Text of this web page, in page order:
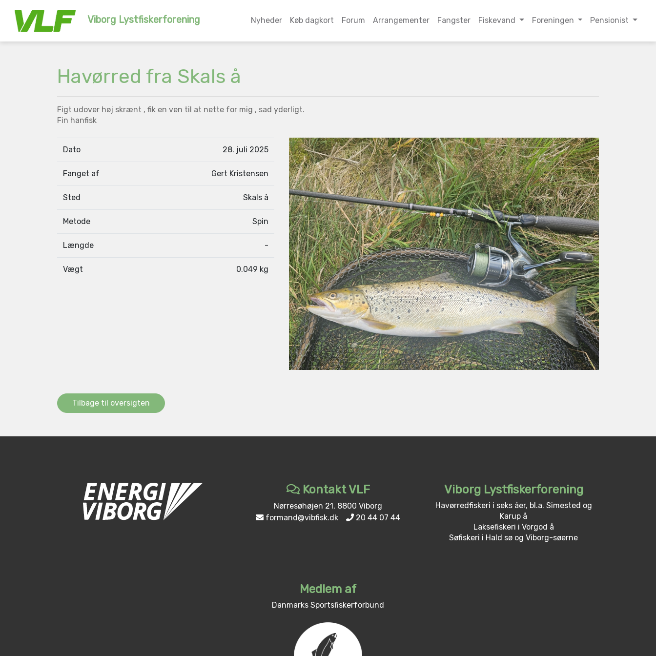
Viborg Lystfiskerforening Nyheder Køb dagkort Forum Arrangementer Fangster Fiskevand Foreningen Pensionist
Havørred fra Skals å
Figt udover høj skrænt , fik en ven til at nette for mig , sad yderligt.
Fin hanfisk
Dato 28. juli 2025
Fanget af Gert Kristensen
Sted Skals å
Metode Spin
Længde -
Vægt 0.049 kg
Tilbage til oversigten
Kontakt VLF
Nørresøhøjen 21, 8800 Viborg
formand@vibfisk.dk
20 44 07 44
Medlem af
Danmarks Sportsfiskerforbund
Viborg Lystfiskerforening
Havørredfiskeri i seks åer, bl.a. Simested og
Karup å
Laksefiskeri i Vorgod å
Søfiskeri i Hald sø og Viborg-søerne